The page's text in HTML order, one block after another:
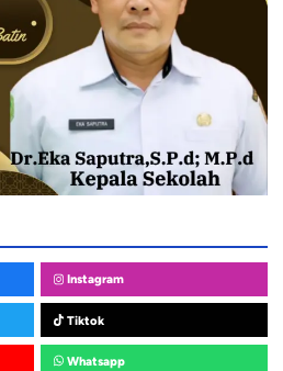
Instagram
Tiktok
Whatsapp